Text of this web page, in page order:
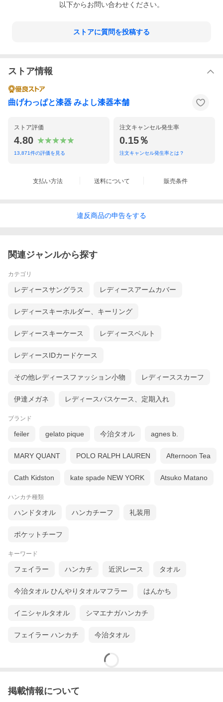
かわいい和柄の大判ハンカチ3枚セットの福袋です。
洗い替えを考えると3枚は持っておきたいもの♪
女性用と男性用が選べます。（柄は当店お任せとなります。）
ご使用方法
弁当包み以外にも様々な用途でご使用いただけます。・ティッ
シュボックス包み・マスク作り・ヘアバンドやシュシュなどの
けて収納の目隠し・スカーフの代わり・バッグの持ち手のアク
セント・ペットのバンダナ・プレゼントやギフト、祝儀袋など
万能な大判ハンカチは何枚有っても嬉しいですね！
お楽しみ福袋のため、ご返品・交換は承る事ができませんの
も、ご希望に沿う柄はお入れすることは一切致しかねます。
また、ギフト包装は対応できません。
以下からお問い合わせください。
ストアに質問を投稿する
ストア情報
曲げわっぱと漆器 みよし漆器本舗
ストア評価
4.80
13,871件の評価を見る
注文キャンセル発生率
0.15％
注文キャンセル発生率とは？
支払い方法 送料について 販売条件
違反商品の申告をする
関連ジャンルから探す
カテゴリ
レディースサングラス レディースアームカバー
レディースキーホルダー、キーリング
レディースキーケース レディースベルト
レディースIDカードケース
その他レディースファッション小物 レディーススカーフ
伊達メガネ レディースパスケース、定期入れ
ブランド
feiler gelato pique 今治タオル agnes b.
MARY QUANT POLO RALPH LAUREN Afternoon Tea
Cath Kidston kate spade NEW YORK Atsuko Matano
ハンカチ種類
ハンドタオル ハンカチーフ 礼装用
ポケットチーフ
キーワード
フェイラー ハンカチ 近沢レース タオル
今治タオル ひんやりタオルマフラー はんかち
イニシャルタオル シマエナガハンカチ
フェイラー ハンカチ 今治タオル
掲載情報について